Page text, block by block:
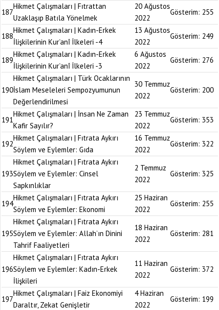
187
Hikmet Çalışmaları | Fıtrattan
Uzaklaşıp Batıla Yönelmek
20 Ağustos
2022
Gösterim: 255
188
Hikmet Çalışmaları | Kadın-Erkek
İlişkilerinin Kur’anî İlkeleri -4
13 Ağustos
2022
Gösterim: 249
189
Hikmet Çalışmaları | Kadın-Erkek
İlişkilerinin Kur’anî İlkeleri -3
6 Ağustos
2022
Gösterim: 276
190
Hikmet Çalışmaları | Türk Ocaklarının
İslam Meseleleri Sempozyumunun
Değerlendirilmesi
30 Temmuz
2022
Gösterim: 200
191
Hikmet Çalışmaları | İnsan Ne Zaman
Kafir Sayılır?
23 Temmuz
2022
Gösterim: 353
192
Hikmet Çalışmaları | Fıtrata Aykırı
Söylem ve Eylemler: Gıda
16 Temmuz
2022
Gösterim: 322
193
Hikmet Çalışmaları | Fıtrata Aykırı
Söylem ve Eylemler: Cinsel
Sapkınlıklar
2 Temmuz
2022
Gösterim: 325
194
Hikmet Çalışmaları | Fıtrata Aykırı
Söylem ve Eylemler: Ekonomi
25 Haziran
2022
Gösterim: 255
195
Hikmet Çalışmaları | Fıtrata Aykırı
Söylem ve Eylemler: Allah’ın Dinini
Tahrif Faaliyetleri
18 Haziran
2022
Gösterim: 281
196
Hikmet Çalışmaları | Fıtrata Aykırı
Söylem ve Eylemler: Kadın-Erkek
İlişkileri
11 Haziran
2022
Gösterim: 372
197
Hikmet Çalışmaları | Faiz Ekonomiyi
Daraltır, Zekat Genişletir
4 Haziran
2022
Gösterim: 199